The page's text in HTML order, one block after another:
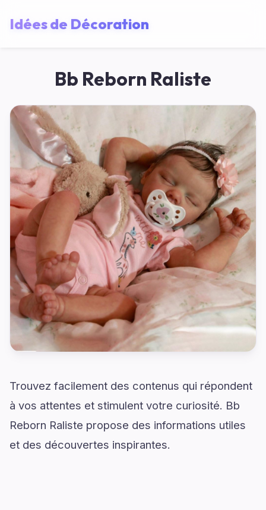
Idées de Décoration
Bb Reborn Raliste
Trouvez facilement des contenus qui répondent
à vos attentes et stimulent votre curiosité. Bb
Reborn Raliste propose des informations utiles
et des découvertes inspirantes.